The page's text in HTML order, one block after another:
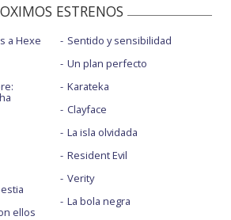
ESTRENOS
a Hexe
ellos
Sentido y sensibilidad
Un plan perfecto
Karateka
Clayface
La isla olvidada
Resident Evil
Verity
La bola negra